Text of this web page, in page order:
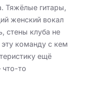
Тяжёлые гитары,
женский вокал
стены клуба не
команду с кем
ещё
то